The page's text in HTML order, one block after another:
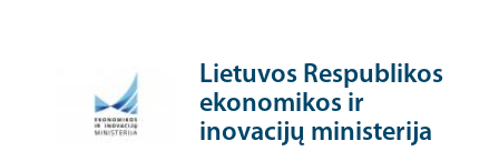
Lietuvos Respublikos
ekonomikos ir
inovacijų ministerija